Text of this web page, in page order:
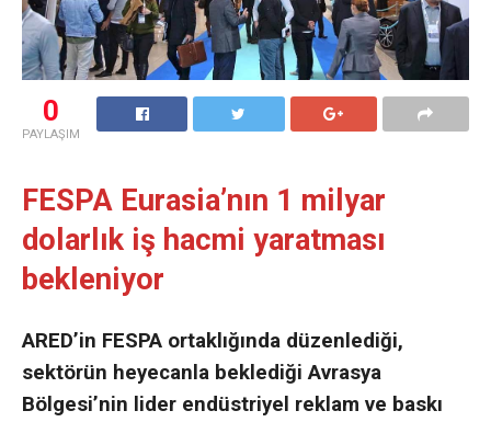
0
PAYLAŞIM
FESPA Eurasia’nın 1 milyar
dolarlık iş hacmi yaratması
bekleniyor
ARED’in FESPA ortaklığında düzenlediği,
sektörün heyecanla beklediği Avrasya
Bölgesi’nin lider endüstriyel reklam ve baskı